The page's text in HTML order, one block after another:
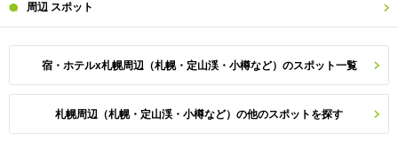
周辺 スポット
宿・ホテルx札幌周辺（札幌・定山渓・小樽など）のスポット一覧
札幌周辺（札幌・定山渓・小樽など）の他のスポットを探す